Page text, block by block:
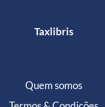
Taxlibris
Quem somos